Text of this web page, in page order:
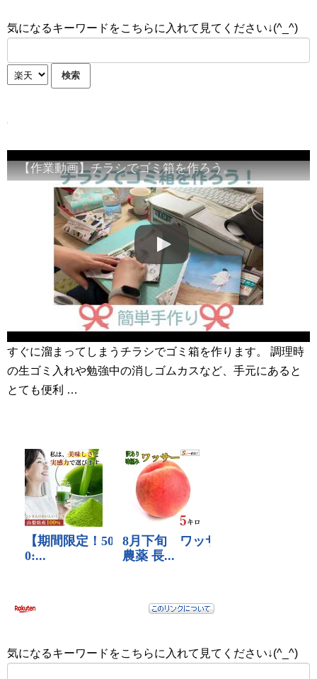
気になるキーワードをこちらに入れて見てください↓(^_^)
【作業動画】チラシでゴミ箱を作ろう。
すぐに溜まってしまうチラシでゴミ箱を作ります。 調理時
の生ゴミ入れや勉強中の消しゴムカスなど、手元にあると
とても便利 …
気になるキーワードをこちらに入れて見てください↓(^_^)